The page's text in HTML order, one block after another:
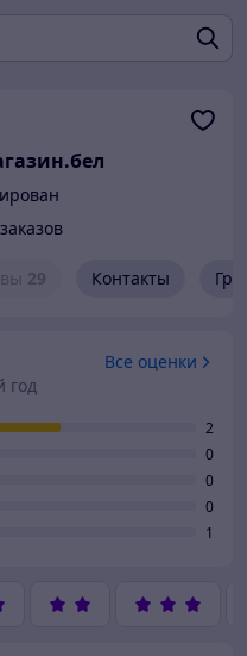
29 Контакты
Все оценки
год
2
0
0
0
1